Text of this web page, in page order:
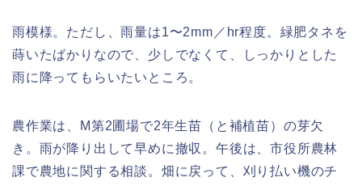
雨模様。ただし、雨量は1〜2mm／hr程度。緑肥タネを
蒔いたばかりなので、少しでなくて、しっかりとした
雨に降ってもらいたいところ。
農作業は、M第2圃場で2年生苗（と補植苗）の芽欠
き。雨が降り出して早めに撤収。午後は、市役所農林
課で農地に関する相談。畑に戻って、刈り払い機のチ